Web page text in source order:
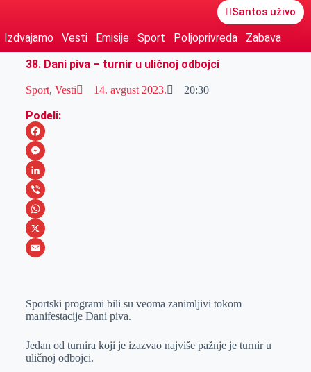
Santos uživo
Izdvajamo Vesti Emisije Sport Poljoprivreda
Zabava
38. Dani piva – turnir u uličnoj odbojci
Sport, Vesti 14. avgust 2023. 20:30
Podeli:
F
a
c
e
b
o
M
e
s
s
e
e
L
i
n
k
I
V
i
b
W
h
s
p
p
X
a
l
Sportski programi bili su veoma zanimljivi tokom
manifestacije Dani piva.
Jedan od turnira koji je izazvao najviše pažnje je turnir u
uličnoj odbojci.